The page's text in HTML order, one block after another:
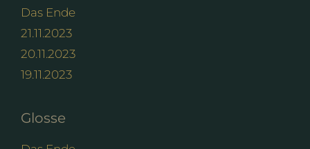
Das Ende
21.11.2023
20.11.2023
19.11.2023
Glosse